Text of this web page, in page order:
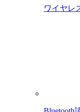
ワイヤレ